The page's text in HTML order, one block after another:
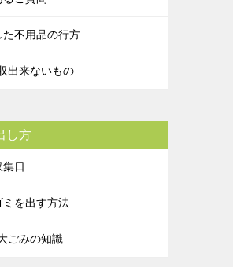
た不用品の行方
出来ないもの
し方
集日
ミを出す方法
ごみの知識